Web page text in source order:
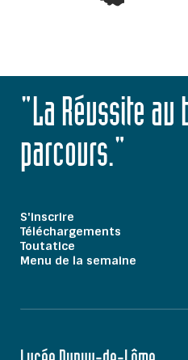
"La Réussite au
parcours."
S'inscrire
Téléchargements
Toutatice
Menu de la semaine